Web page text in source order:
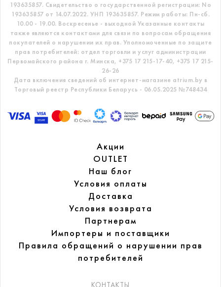
193635857. Свидетельство о государственной регистрации: No
193635857 от 14.07.2022. УНП 193635857. Режим работы: Пн-сб.
10.00 - 19.00. Воскресенье - выходной Указанные контакты
также являются контактами для связи по вопросам обращения
покупателей о нарушении их прав. Уполномоченные по защите
прав потребителей: отдел торговли и услуг администрации
Первомайского района г. Минска, +375 17 215-17-40, +375 17 215-
26-26
Дата включения сведений об интернет-магазине atrium.by в
Торговый реестр Республики Беларусь - 06.05.2025 №748434
Акции
OUTLET
Наш блог
Условия оплаты
Доставка
Условия возврата
Партнерам
Импортеры и поставщики
Правила обращений о нарушении прав
потребителей
КОНТАКТЫ